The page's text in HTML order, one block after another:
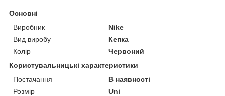
Основні
Виробник
Nike
Вид виробу
Кепка
Колір
Червоний
Користувальницькі характеристики
Постачання
В наявності
Розмір
Uni